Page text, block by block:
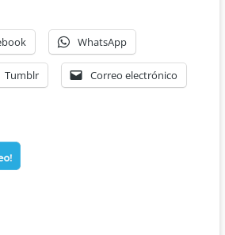
WhatsApp
Tumblr Correo electrónico